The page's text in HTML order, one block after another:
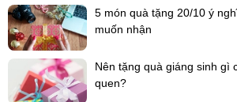
5 món quà tặng 20/10 ý
muốn nhận
Nên tặng quà giáng sinh gì
quen?